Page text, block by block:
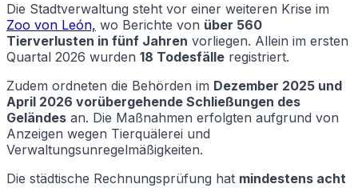
Die Stadtverwaltung steht vor einer weiteren Krise im
Zoo von León, wo Berichte von über 560
Tierverlusten in fünf Jahren vorliegen. Allein im ersten
Quartal 2026 wurden 18 Todesfälle registriert.
Zudem ordneten die Behörden im Dezember 2025 und
April 2026 vorübergehende Schließungen des
Geländes an. Die Maßnahmen erfolgten aufgrund von
Anzeigen wegen Tierquälerei und
Verwaltungsunregelmäßigkeiten.
Die städtische Rechnungsprüfung hat mindestens acht